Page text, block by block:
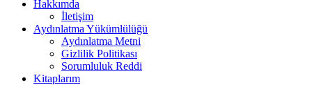
Hakkımda
İletişim
Aydınlatma Yükümlülüğü
Aydınlatma Metni
Gizlilik Politikası
Sorumluluk Reddi
Kitaplarım